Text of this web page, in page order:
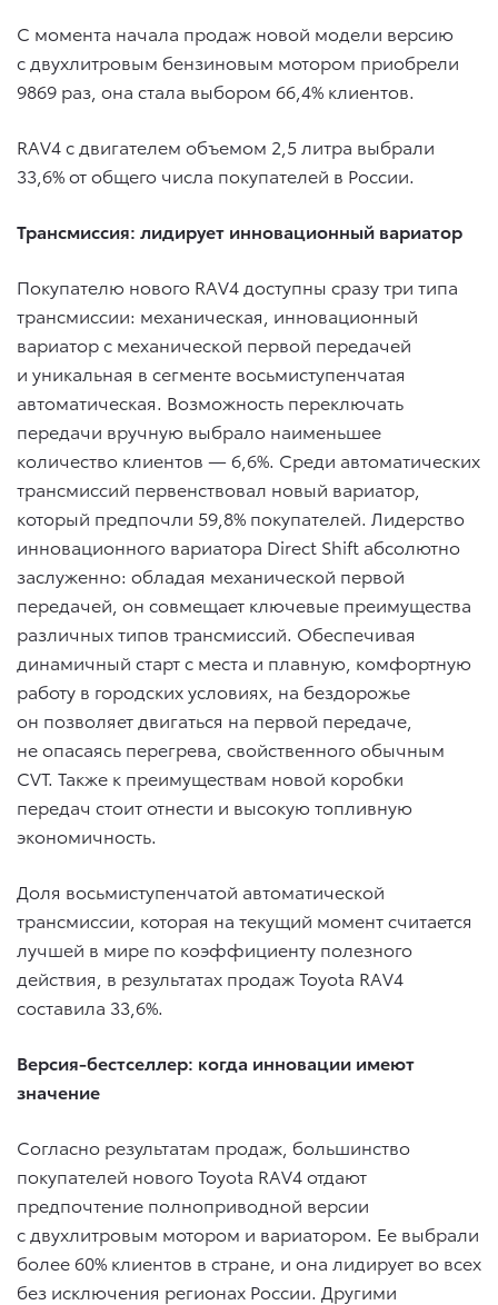
С момента начала продаж новой модели версию
с двухлитровым бензиновым мотором приобрели
9869 раз, она стала выбором 66,4% клиентов.
RAV4 с двигателем объемом 2,5 литра выбрали
33,6% от общего числа покупателей в России.
Трансмиссия: лидирует инновационный вариатор
Покупателю нового RAV4 доступны сразу три типа
трансмиссии: механическая, инновационный
вариатор с механической первой передачей
и уникальная в сегменте восьмиступенчатая
автоматическая. Возможность переключать
передачи вручную выбрало наименьшее
количество клиентов — 6,6%. Среди автоматических
трансмиссий первенствовал новый вариатор,
который предпочли 59,8% покупателей. Лидерство
инновационного вариатора Direct Shift абсолютно
заслуженно: обладая механической первой
передачей, он совмещает ключевые преимущества
различных типов трансмиссий. Обеспечивая
динамичный старт с места и плавную, комфортную
работу в городских условиях, на бездорожье
он позволяет двигаться на первой передаче,
не опасаясь перегрева, свойственного обычным
CVT. Также к преимуществам новой коробки
передач стоит отнести и высокую топливную
экономичность.
Доля восьмиступенчатой автоматической
трансмиссии, которая на текущий момент считается
лучшей в мире по коэффициенту полезного
действия, в результатах продаж Toyota RAV4
составила 33,6%.
Версия-бестселлер: когда инновации имеют
значение
Согласно результатам продаж, большинство
покупателей нового Toyota RAV4 отдают
предпочтение полноприводной версии
с двухлитровым мотором и вариатором. Ее выбрали
более 60% клиентов в стране, и она лидирует во всех
без исключения регионах России. Другими